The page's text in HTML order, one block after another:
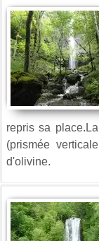
repris sa
(prismée
d'olivine.